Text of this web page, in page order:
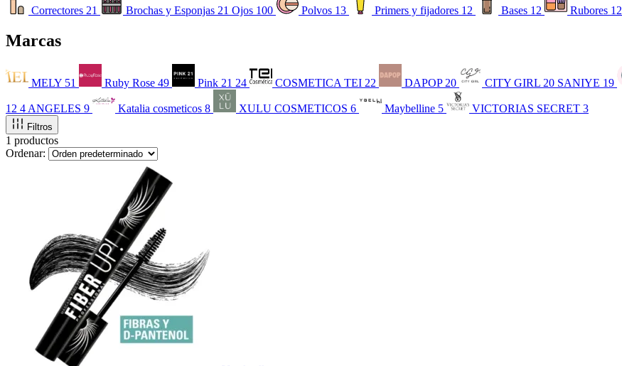
Correctores 21 Brochas y Esponjas 21 Ojos 100 Polvos 13 Primers y fijadores 12 Bases 12 Rubores 12
Marcas
MELY 51 Ruby Rose 49 Pink 21 24 COSMETICA TEI 22 DAPOP 20 CITY GIRL 20 SANIYE 19
12 4 ANGELES 9 Katalia cosmeticos 8 XULU COSMETICOS 6 Maybelline 5 VICTORIAS SECRET 3
Filtros
1 productos
Ordenar: